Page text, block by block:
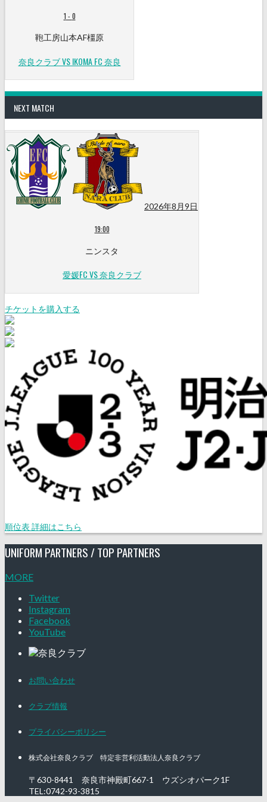
1 - 0
鞄工房山本AF橿原
奈良クラブ VS IKOMA FC 奈良
NEXT MATCH
2026年8月9日
19:00
ニンスタ
愛媛FC VS 奈良クラブ
チケットを購入する
順位表 詳細はこちら
UNIFORM PARTNERS / TOP PARTNERS
MORE
Twitter
Instagram
Facebook
YouTube
お問い合わせ
クラブ情報
プライバシーポリシー
株式会社奈良クラブ 特定非営利活動法人奈良クラブ
〒630-8441 奈良市神殿町667-1 ウズシオパーク1F
TEL:0742-93-3815